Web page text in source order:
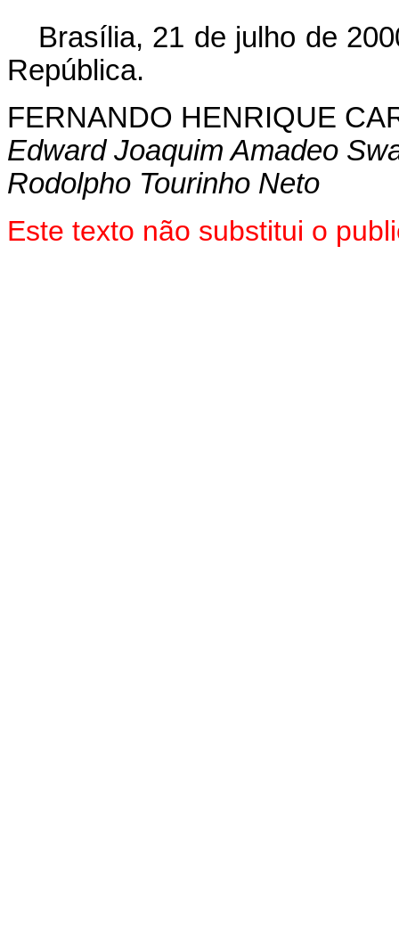
Brasília, 21 de julho de
República.
FERNANDO HENRIQUE
Edward Joaquim Amadeo
Rodolpho Tourinho Neto
Este texto não substitui o